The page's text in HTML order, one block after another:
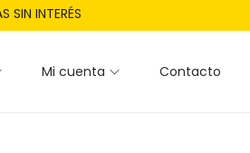
SIN INTERÉS
Mi cuenta Contacto